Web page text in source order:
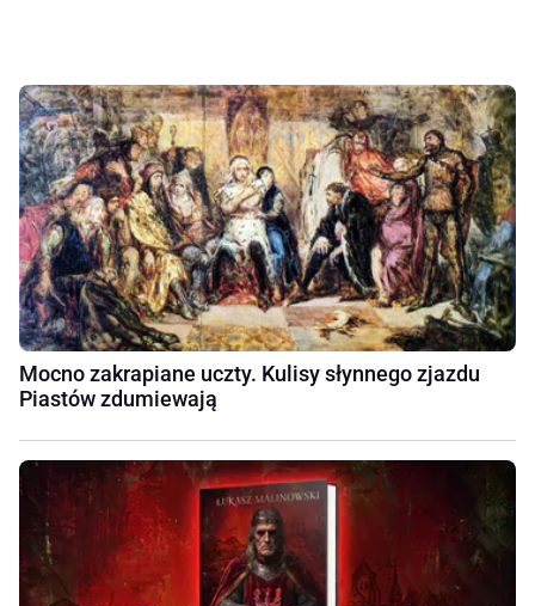
Mocno zakrapiane uczty. Kulisy słynnego zjazdu
Piastów zdumiewają